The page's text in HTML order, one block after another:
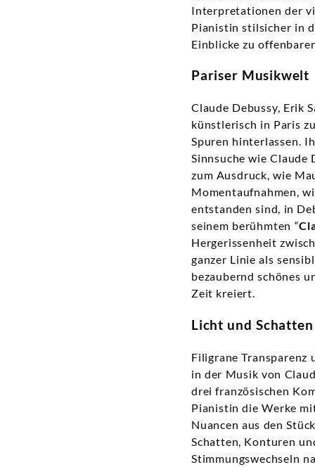
Interpretationen der
Pianistin stilsicher in
Einblicke zu
Pariser Musikwelt
Claude Debussy, Erik
künstlerisch in Paris
Spuren hinterlassen.
Sinnsuche wie Claude
zum Ausdruck, wie
Momentaufnahmen,
entstanden sind, in
seinem berühmten “
Hergerissenheit
ganzer Linie als
bezaubernd schönes
Zeit kreiert.
Licht und Schatten
Filigrane Transparenz
in der Musik von
drei französischen
Pianistin die Werke
Nuancen aus den
Schatten, Konturen
Stimmungswechseln